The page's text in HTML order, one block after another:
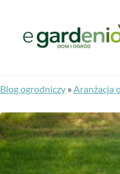
Blog ogrodniczy »Aranżacja